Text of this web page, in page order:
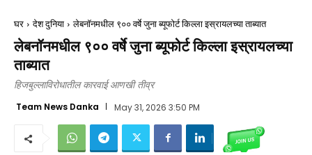
घर देश दुनिया लेबनॉनमधील ९०० वर्षे जुना ब्यूफोर्ट किल्ला इस्रायलच्या ताब्यात
लेबनॉनमधील ९०० वर्षे जुना ब्यूफोर्ट किल्ला इस्रायलच्या
ताब्यात
हिजबुल्लाविरोधातील कारवाई आणखी तीव्र
Team News Danka May 31, 2026 3:50 PM